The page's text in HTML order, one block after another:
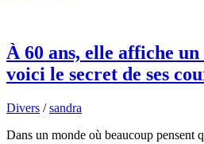
À 60 ans, elle affiche
voici le secret de ses
Divers /sandra
Dans un monde où beaucoup pensent